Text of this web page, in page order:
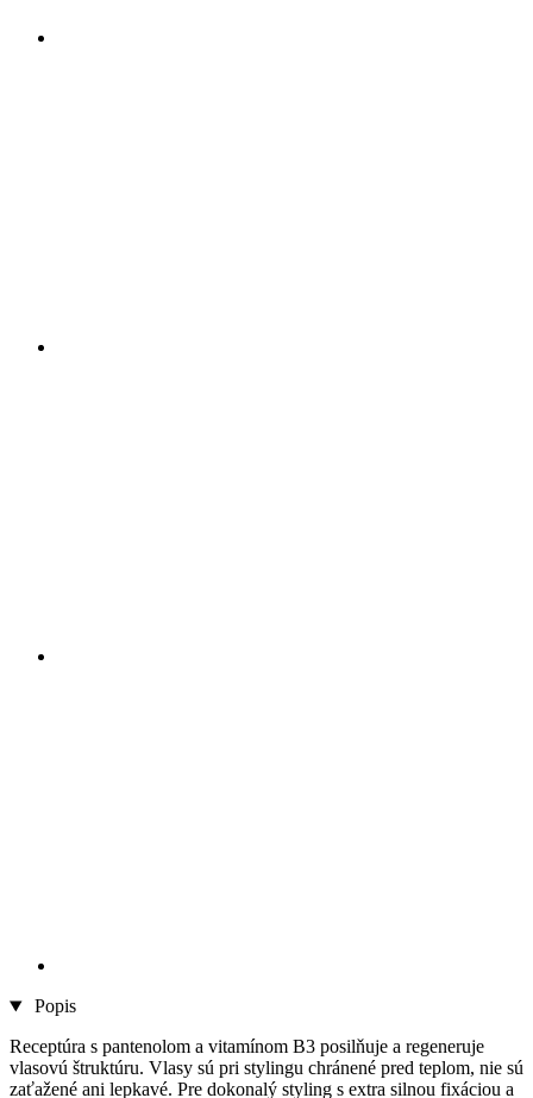
Popis
Receptúra ​​s pantenolom a vitamínom B3 posilňuje a regeneruje
vlasovú štruktúru. Vlasy sú pri stylingu chránené pred teplom, nie sú
zaťažené ani lepkavé. Pre dokonalý styling s extra silnou fixáciou a